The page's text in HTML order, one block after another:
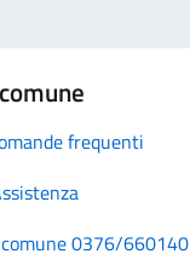
frequenti
0376/660140